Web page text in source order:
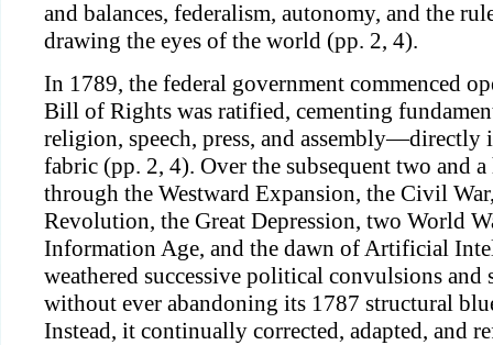
and balances, federalism, autonomy, and the
drawing the eyes of the world (pp. 2, 4).
In 1789, the federal government commenced
Bill of Rights was ratified, cementing
religion, speech, press, and
fabric (pp. 2, 4). Over the subsequent two and
through the Westward Expansion, the Civil
Revolution, the Great Depression, two World
Information Age, and the dawn of Artificial
weathered successive political convulsions and
without ever abandoning its 1787 structural
Instead, it continually corrected, adapted, and